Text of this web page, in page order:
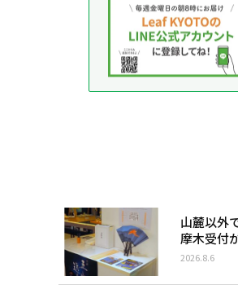
山麓以外
摩木受付
2026.8.6